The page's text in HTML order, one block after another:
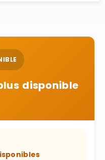
disponible